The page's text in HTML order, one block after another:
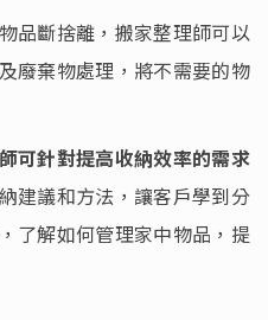
品斷捨離，搬家整理師可以
廢棄物處理，將不需要的物
可針對提高收納效率的需求
建議和方法，讓客戶學到分
了解如何管理家中物品，提